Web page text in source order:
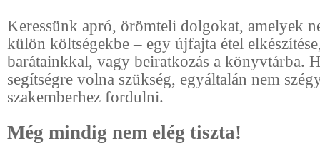
Keressünk apró, örömteli dolgokat, amelyek
külön költségekbe – egy újfajta étel
barátainkkal, vagy beiratkozás a könyvtárba.
segítségre volna szükség, egyáltalán nem
szakemberhez fordulni.
Még mindig nem elég tiszta!